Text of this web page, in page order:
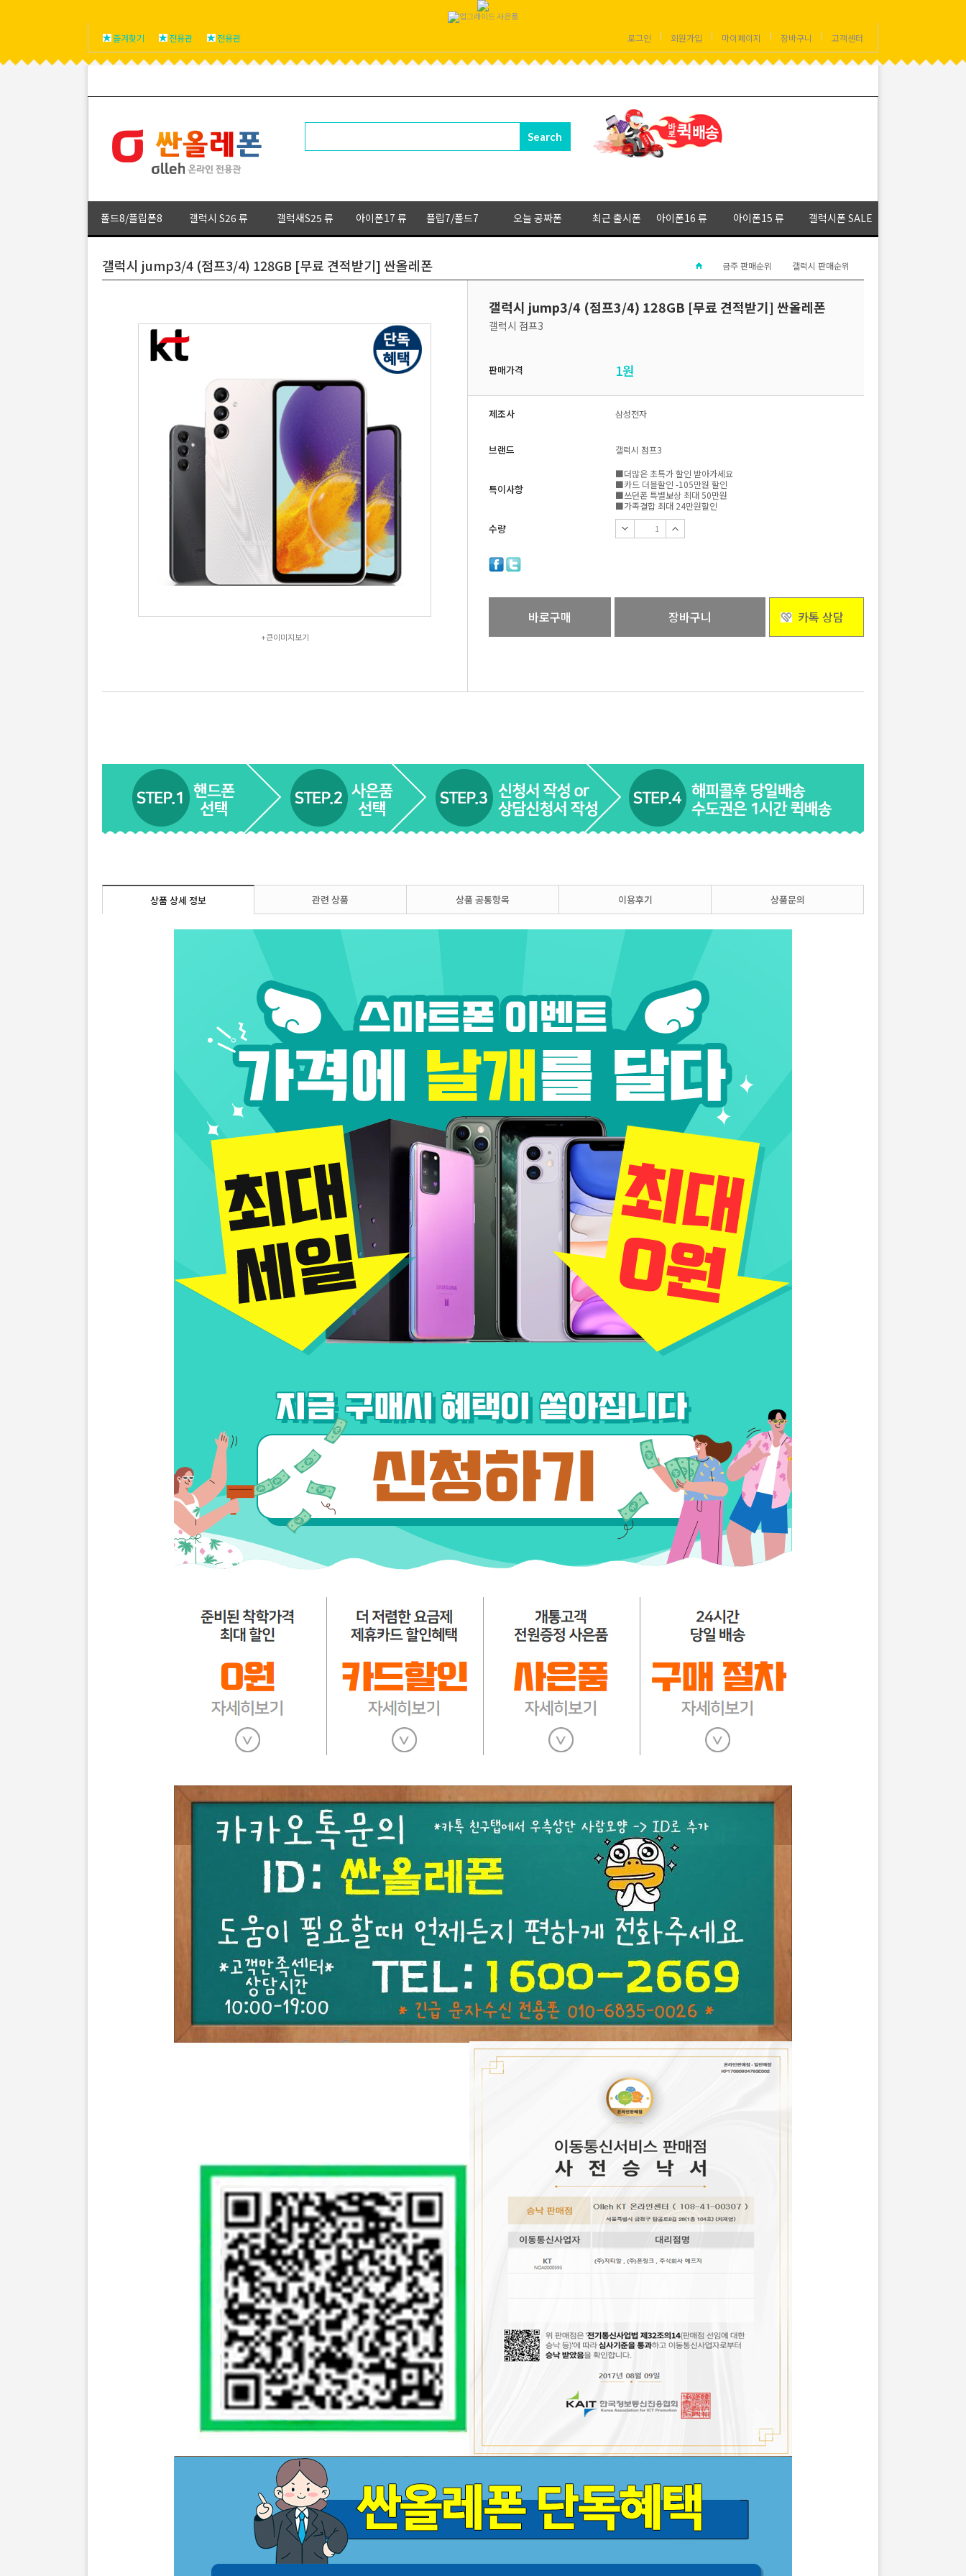
즐겨찾기 전용관 전용관 로그인 회원가입 마이페이지 장바구니 고객센터
폴드8/플립폰8 갤럭시 S26 류 갤럭새S25 류 아이폰17 류 플립7/폴드7 오늘 공짜폰 최근 출시폰 아이폰16 류 아이폰15 류 갤럭시폰 SALE
금주 판매순위 갤럭시 판매순위
갤럭시 jump3/4 (점프3/4) 128GB [무료 견적받기] 싼올레폰
+큰이미지보기
갤럭시 jump3/4 (점프3/4) 128GB [무료 견적받기] 싼올레폰
갤럭시 점프3
판매가격 1원
제조사 삼성전자
브랜드 갤럭시 점프3
특이사항
■더많은 초특가 할인 받아가세요
■카드 더블할인 -105만원 할인
■쓰던폰 특별보상 최대 50만원
■가족결합 최대 24만원할인
수량
바로구매 장바구니 카톡 상담
상품 상세 정보 관련 상품 상품 공통항목 이용후기 상품문의